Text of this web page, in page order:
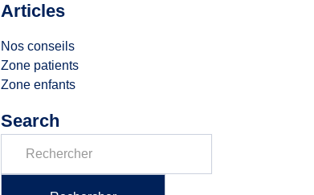
Articles
Nos conseils
Zone patients
Zone enfants
Search